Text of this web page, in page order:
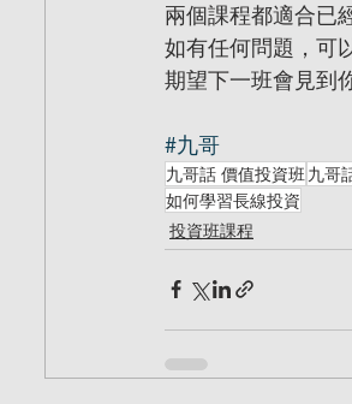
兩個課程都適合已
如有任何問題，可
期望下一班會見到
#九哥
九哥話 價值投資班 九哥
如何學習長線投資
投資班課程